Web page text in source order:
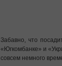
Забавно, что
«Югкомбанке» и
совсем немного